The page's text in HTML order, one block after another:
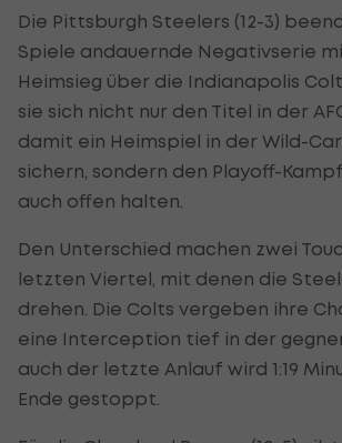
Die Pittsburgh Steelers (12-3)
Spiele andauernde Negativserie
Heimsieg über die Indianapolis
sie sich nicht nur den Titel in der
damit ein Heimspiel in der Wild-
sichern, sondern den Playoff-
auch offen halten.
Den Unterschied machen zwei
letzten Viertel, mit denen die
drehen. Die Colts vergeben ihre
eine Interception tief in der
auch der letzte Anlauf wird 1:19
Ende gestoppt.